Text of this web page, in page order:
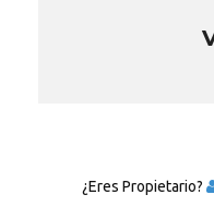
¿Eres Propietario?